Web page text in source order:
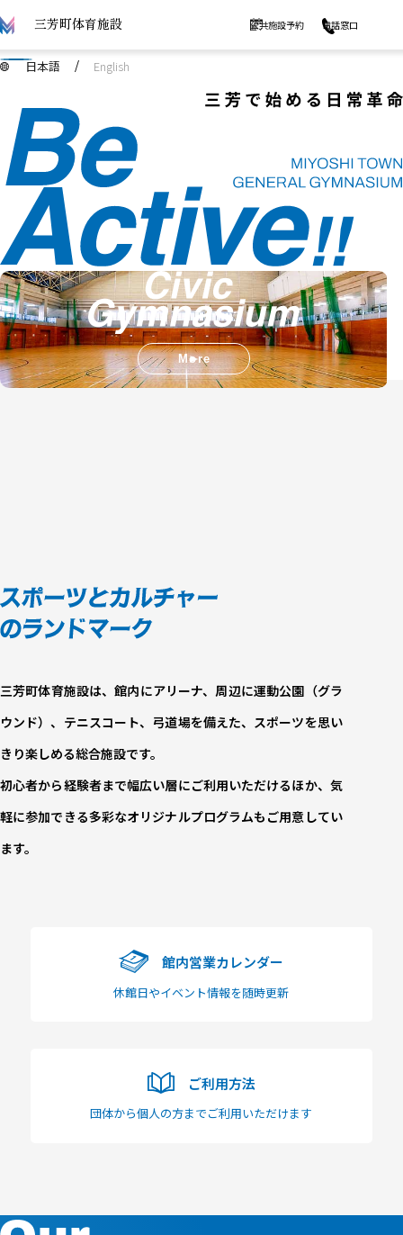
三芳町体育施設 公共施設予約 電話窓口
日本語 English
More
More
三芳町体育施設は、館内にアリーナ、周辺に運動公園（グラ
ウンド）、テニスコート、弓道場を備えた、スポーツを思い
きり楽しめる総合施設です。
初心者から経験者まで幅広い層にご利用いただけるほか、気
軽に参加できる多彩なオリジナルプログラムもご用意してい
ます。
館内営業カレンダー
休館日やイベント情報を随時更新
ご利用方法
団体から個人の方までご利用いただけます